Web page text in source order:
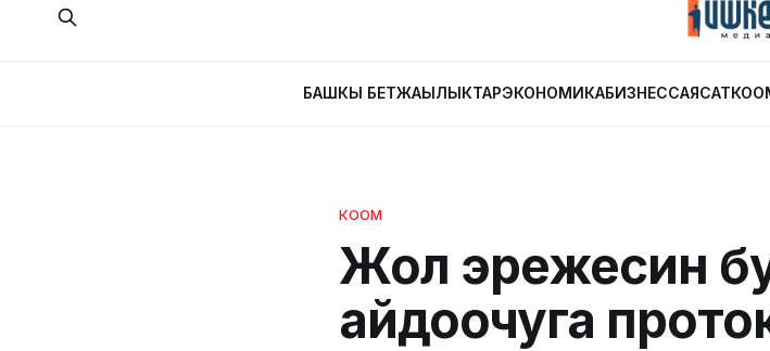
БАШКЫ БЕТЖАҢЫЛЫКТАРЭКОНОМИКАБИЗНЕССАЯСАТ
КООМ
Жол эрежесин
айдоочуга